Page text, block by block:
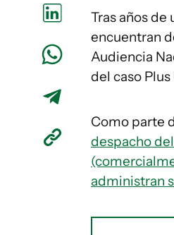
Tras años
encuentran
Audiencia
del caso Plus
Como parte
despacho
administran